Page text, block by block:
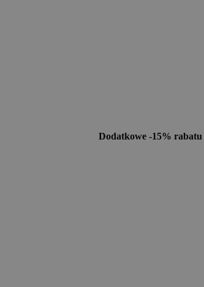
Dodatkowe -15% rabatu